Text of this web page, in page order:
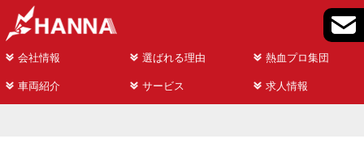
会社情報 選ばれる理由 熱血プロ集団
車両紹介 サービス 求人情報